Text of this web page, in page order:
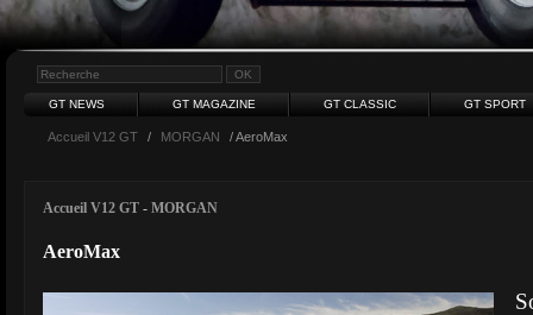
GT NEWS GT MAGAZINE GT CLASSIC GT SPORT
Accueil V12 GT / MORGAN / AeroMax
Accueil V12 GT - MORGAN
AeroMax